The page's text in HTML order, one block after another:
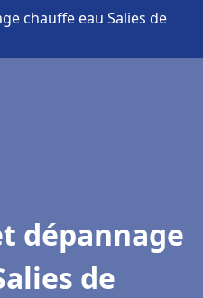
chauffe eau Salies de
dépannage
de